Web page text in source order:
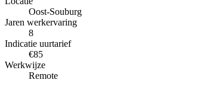
Oost-Souburg
Jaren werkervaring
8
Indicatie uurtarief
€85
Werkwijze
Remote